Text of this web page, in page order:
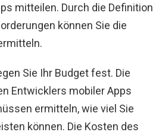
mitteilen. Durch die Definition
können Sie die
Sie Ihr Budget fest. Die
Entwicklers mobiler Apps
ermitteln, wie viel Sie
können. Die Kosten des